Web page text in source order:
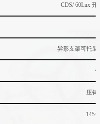
CDS/ 60Lux 开
异形支架可托
压铸